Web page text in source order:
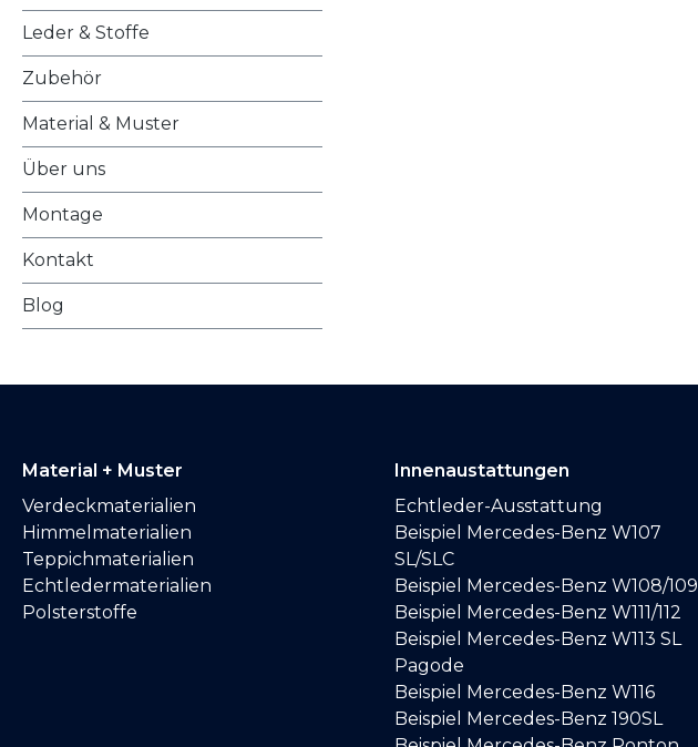
Leder & Stoffe
Zubehör
Material & Muster
Über uns
Montage
Kontakt
Blog
Material + Muster
Verdeckmaterialien
Himmelmaterialien
Teppichmaterialien
Echtledermaterialien
Polsterstoffe
Innenaustattungen
Echtleder-Ausstattung
Beispiel Mercedes-Benz W107
SL/SLC
Beispiel Mercedes-Benz W108/109
Beispiel Mercedes-Benz W111/112
Beispiel Mercedes-Benz W113 SL
Pagode
Beispiel Mercedes-Benz W116
Beispiel Mercedes-Benz 190SL